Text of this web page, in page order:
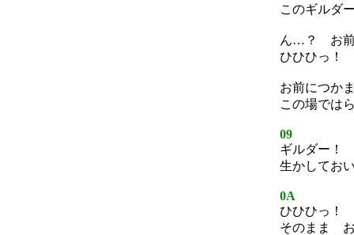
このギルダ
ん…？ お前
ひひひっ！
お前につか
この場では
09
ギルダー！
生かしてお
0A
ひひひっ！
そのまま お